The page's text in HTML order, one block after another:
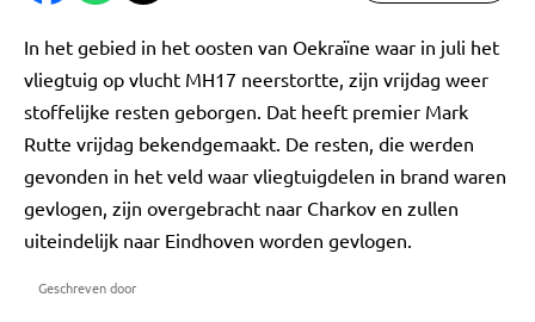
In het gebied in het oosten van Oekraïne waar in juli het
vliegtuig op vlucht MH17 neerstortte, zijn vrijdag weer
stoffelijke resten geborgen. Dat heeft premier Mark
Rutte vrijdag bekendgemaakt. De resten, die werden
gevonden in het veld waar vliegtuigdelen in brand waren
gevlogen, zijn overgebracht naar Charkov en zullen
uiteindelijk naar Eindhoven worden gevlogen.
Geschreven door